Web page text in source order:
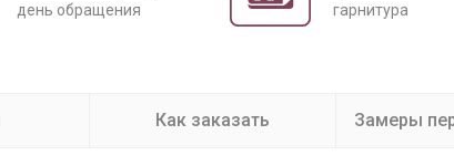
день обращения
гарнитура
Как заказать Замеры